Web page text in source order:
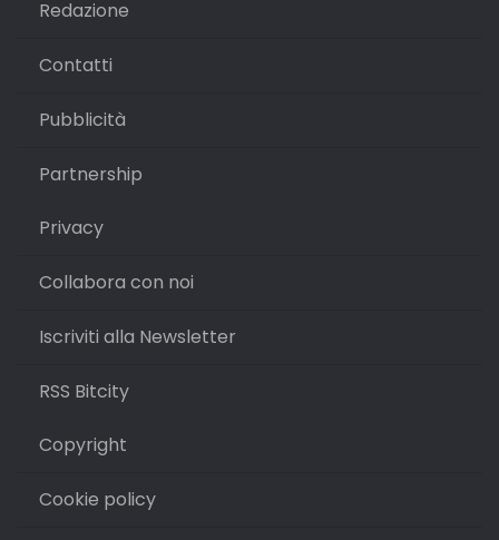
Redazione
Contatti
Pubblicità
Partnership
Privacy
Collabora con noi
Iscriviti alla Newsletter
RSS Bitcity
Copyright
Cookie policy